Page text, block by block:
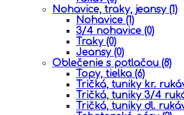
Nohavice, traky, jeansy (1)
Nohavice (1)
3/4 nohavice (0)
Traky (0)
Jeansy (0)
Oblečenie s potlačou (8)
Topy, tielka (6)
Tričká, tuniky kr.
Tričká, tuniky 3/4
Tričká, tuniky dl.